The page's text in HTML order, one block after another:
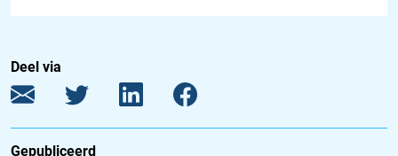
Deel via
Gepubliceerd